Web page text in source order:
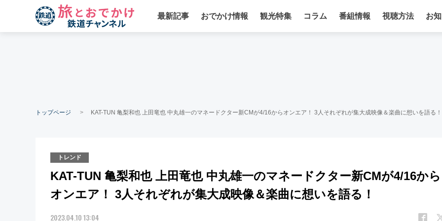
最新記事 おでかけ情報 観光特集 コラム 番組情報 視聴方法 お
トップページ KAT-TUN 亀梨和也 上田竜也 中丸雄一のマネードクター新CMが4/16からオンエア！ 3人それぞれが集大成映像＆楽曲に想いを語る！
トレンド
KAT-TUN 亀梨和也 上田竜也 中丸雄一のマネードクター新CMが4/16から
オンエア！ 3人それぞれが集大成映像＆楽曲に想いを語る！
2023.04.10 13:04